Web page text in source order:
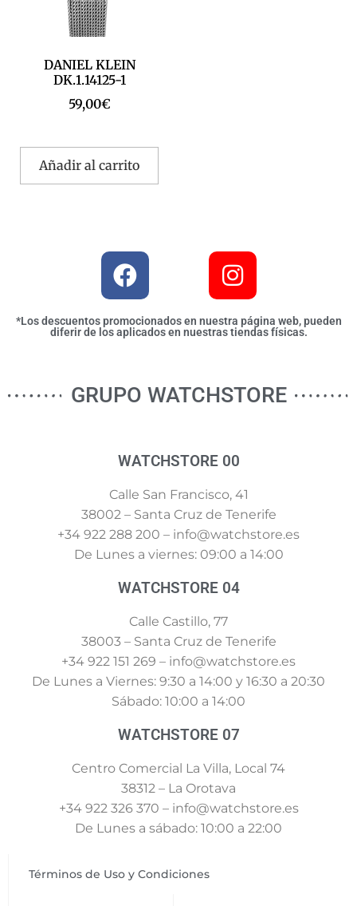
DANIEL KLEIN
DK.1.14125-1
59,00€
Añadir al carrito
*Los descuentos promocionados en nuestra página web, pueden
diferir de los aplicados en nuestras tiendas físicas.
GRUPO WATCHSTORE
WATCHSTORE 00
Calle San Francisco, 41
38002 – Santa Cruz de Tenerife
+34 922 288 200 – info@watchstore.es
De Lunes a viernes: 09:00 a 14:00
WATCHSTORE 04
Calle Castillo, 77
38003 – Santa Cruz de Tenerife
+34 922 151 269 – info@watchstore.es
De Lunes a Viernes: 9:30 a 14:00 y 16:30 a 20:30
Sábado: 10:00 a 14:00
WATCHSTORE 07
Centro Comercial La Villa, Local 74
38312 – La Orotava
+34 922 326 370 – info@watchstore.es
De Lunes a sábado: 10:00 a 22:00
Términos de Uso y Condiciones